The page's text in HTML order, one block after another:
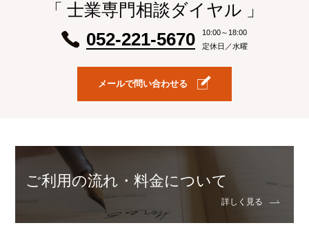
「 士業専門相談ダイヤル 」
052-221-5670
10:00～18:00
定休日／水曜
メールで問い合わせる
ご利用の流れ・料金について
詳しく見る